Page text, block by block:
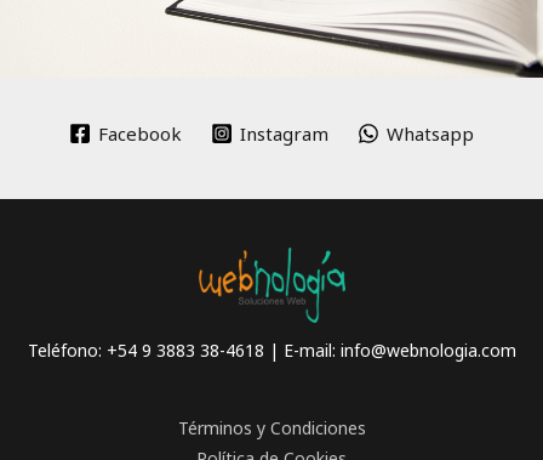
Facebook Instagram Whatsapp
Teléfono: +54 9 3883 38-4618 | E-mail: info@webnologia.com
Términos y Condiciones